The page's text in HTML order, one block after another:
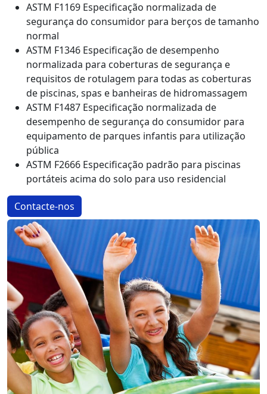
ASTM F1169 Especificação normalizada de
segurança do consumidor para berços de tamanho
normal
ASTM F1346 Especificação de desempenho
normalizada para coberturas de segurança e
requisitos de rotulagem para todas as coberturas
de piscinas, spas e banheiras de hidromassagem
ASTM F1487 Especificação normalizada de
desempenho de segurança do consumidor para
equipamento de parques infantis para utilização
pública
ASTM F2666 Especificação padrão para piscinas
portáteis acima do solo para uso residencial
Contacte-nos